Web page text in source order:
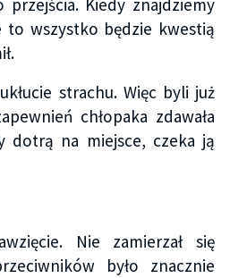
Kiedy znajdziemy
to wszystko będzie kwestią
strachu. Więc byli już
chłopaka zdawała
dotrą na miejsce, czeka ją
Nie zamierzał się
było znacznie